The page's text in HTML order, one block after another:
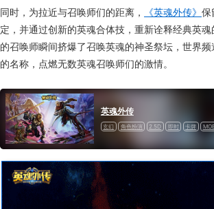
同时，为拉近与召唤师们的距离， 《英魂外传》 保
定，并通过创新的英魂合体技，重新诠释经典英
的召唤师瞬间挤爆了召唤英魂的神圣祭坛，世界
的名称，点燃无数英魂召唤师们的激情。
英魂外传
玄幻 角色扮演 2.5D 即时 卡牌